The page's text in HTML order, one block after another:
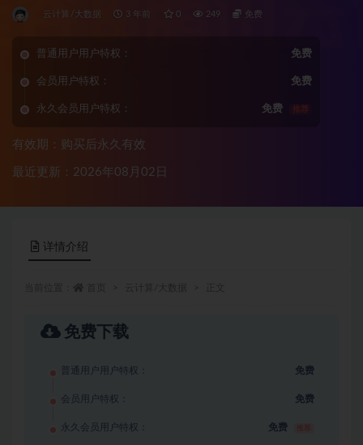
云计算/大数据 3 年前 0 249 免费
普通用户用户特权： 免费
会员用户特权： 免费
永久会员用户特权： 免费 推荐
有效期：购买后永久有效
最近更新：2026年08月02日
详情介绍
免费下载
普通用户用户特权： 免费
会员用户特权： 免费
永久会员用户特权： 免费